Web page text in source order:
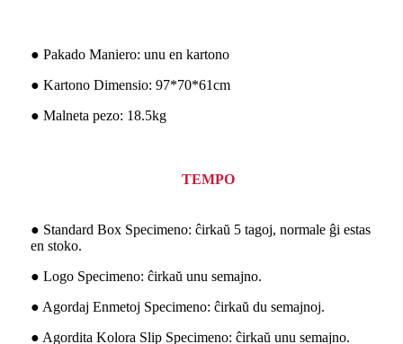
● Pakado Maniero: unu en kartono
● Kartono Dimensio: 97*70*61cm
● Malneta pezo: 18.5kg
TEMPO
● Standard Box Specimeno: ĉirkaŭ 5 tagoj, normale ĝi estas
en stoko.
● Logo Specimeno: ĉirkaŭ unu semajno.
● Agordaj Enmetoj Specimeno: ĉirkaŭ du semajnoj.
● Agordita Kolora Slip Specimeno: ĉirkaŭ unu semajno.